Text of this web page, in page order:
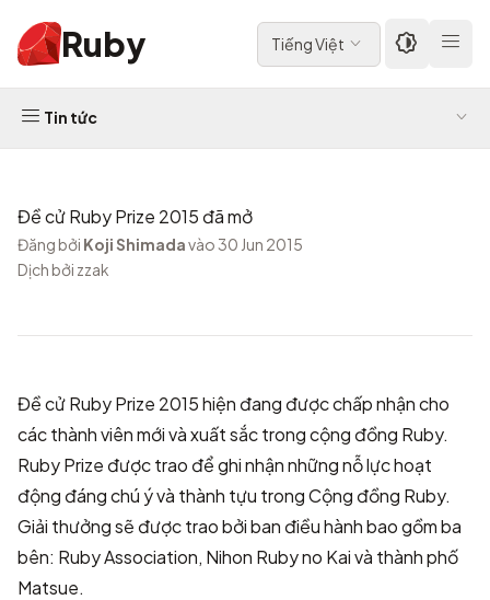
Ruby Tiếng Việt
Tin tức
Đề cử Ruby Prize 2015 đã mở
Đăng bởi Koji Shimadavào 30 Jun 2015
Dịch bởi zzak
Đề cử Ruby Prize 2015 hiện đang được chấp nhận cho
các thành viên mới và xuất sắc trong cộng đồng Ruby.
Ruby Prize được trao để ghi nhận những nỗ lực hoạt
động đáng chú ý và thành tựu trong Cộng đồng Ruby.
Giải thưởng sẽ được trao bởi ban điều hành bao gồm ba
bên: Ruby Association, Nihon Ruby no Kai và thành phố
Matsue.